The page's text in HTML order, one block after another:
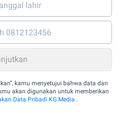
kamu menyetujui bahwa data dan
akan digunakan untuk memberikan
Data Pribadi KG Media .